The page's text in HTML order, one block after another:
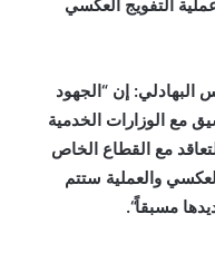
التفويج العكسي
البهادلي: إن “الجهود
مع الوزارات الخدمية
مع القطاع الخاص
والعملية ستتم
مسبقاً“.